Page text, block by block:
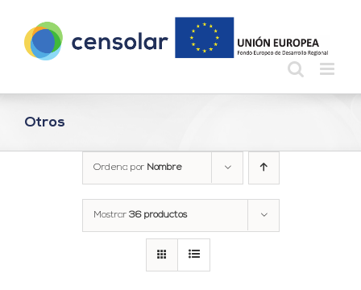
contenido
Otros
Ordena por Nombre
Mostrar 36 productos